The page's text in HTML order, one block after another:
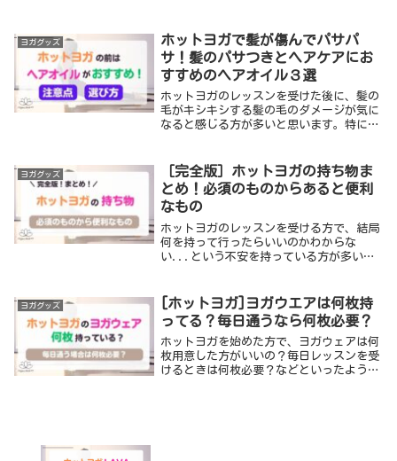
購入して着用してみた感想をもとに、...
ヨガグッズ
ホットヨガで髪が傷んでパサパ
サ！髪のパサつきとヘアケアにお
すすめのヘアオイル３選
ホットヨガのレッスンを受けた後に、髪の
毛がキシキシする髪の毛のダメージが気に
なると感じる方が多いと思います。特に、
ヨガのレッスンでヘアダメージを防ぐに
は、レッスン前...
ヨガグッズ
［完全版］ホットヨガの持ち物ま
とめ！必須のものからあると便利
なもの
ホットヨガのレッスンを受ける方で、結局
何を持って行ったらいいのかわからな
い...という不安を持っている方が多いの
ると便利なものを紹介したいと思います。
この記事を読め...
ヨガグッズ
[ホットヨガ]ヨガウエアは何枚持
ってる？毎日通うなら何枚必要？
ホットヨガを始めた方で、ヨガウェアは何
枚用意した方がいいの？毎日レッスンを受
けるときは何枚必要？などといったよう